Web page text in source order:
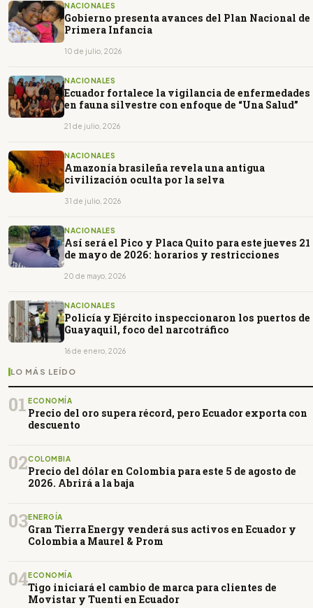
NACIONALES
Gobierno presenta avances del Plan Nacional de
Primera Infancia
10 de julio, 2026
NACIONALES
Ecuador fortalece la vigilancia de enfermedades
en fauna silvestre con enfoque de “Una Salud”
21 de julio, 2026
NACIONALES
Amazonía brasileña revela una antigua
civilización oculta por la selva
31 de julio, 2026
NACIONALES
Así será el Pico y Placa Quito para este jueves 21
de mayo de 2026: horarios y restricciones
20 de mayo, 2026
NACIONALES
Policía y Ejército inspeccionaron los puertos de
Guayaquil, foco del narcotráfico
16 de enero, 2026
LO MÁS LEÍDO
01 ECONOMÍA
Precio del oro supera récord, pero Ecuador exporta con
descuento
02COLOMBIA
Precio del dólar en Colombia para este 5 de agosto de
2026. Abrirá a la baja
03ENERGÍA
Gran Tierra Energy venderá sus activos en Ecuador y
Colombia a Maurel & Prom
04ECONOMÍA
Tigo iniciará el cambio de marca para clientes de
Movistar y Tuenti en Ecuador